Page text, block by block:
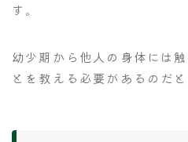
す。
幼少期から他人の身体には
とを教える必要があるのだと